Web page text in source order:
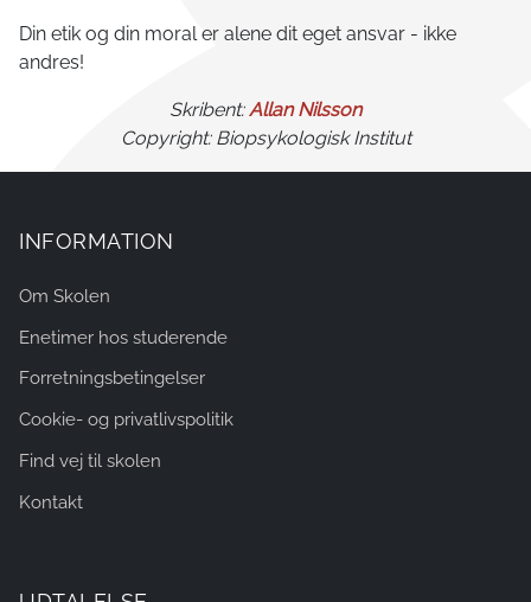
Din etik og din moral er alene dit eget ansvar - ikke
andres!
Skribent:Allan Nilsson
Copyright: Biopsykologisk Institut
INFORMATION
Om Skolen
Enetimer hos studerende
Forretningsbetingelser
Cookie- og privatlivspolitik
Find vej til skolen
Kontakt